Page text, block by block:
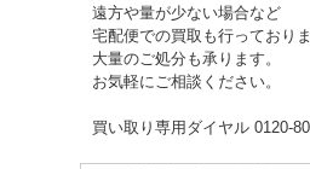
遠方や量が少ない場合など
宅配便での買取も行っておりま
大量のご処分も承ります。
お気軽にご相談ください。
買い取り専用ダイヤル 0120-